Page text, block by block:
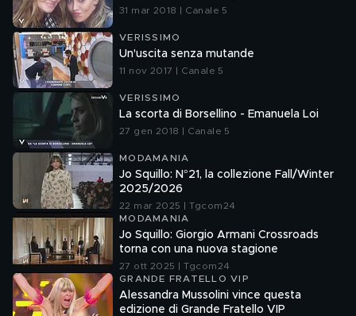
31 mar 2018 | Canale 5
VERISSIMO
Un'uscita senza mutande
11 nov 2017 | Canale 5
VERISSIMO
La scorta di Borsellino - Emanuela Loi
27 gen 2018 | Canale 5
MODAMANIA
Jo Squillo: N°21, la collezione Fall/Winter
2025/2026
22 mar 2025 | Tgcom24
MODAMANIA
Jo Squillo: Giorgio Armani Crossroads
torna con una nuova stagione
27 ott 2025 | Tgcom24
GRANDE FRATELLO VIP
Alessandra Mussolini vince questa
edizione di Grande Fratello VIP